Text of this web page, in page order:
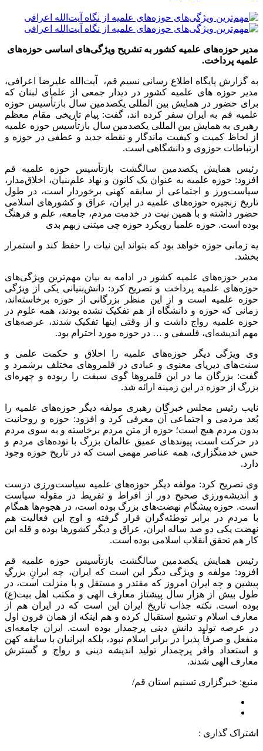
مدیر حوزه‌های علمیه کشور به تشریح ویژگی‌های اساسی حوزه‌های
علمیه پرداخت.
به گزارش پایگاه اطلاع رسانی نسیم قم، آیت‌الله علیرضا اعرافی،
مدیر حوزه های علمیه کشور در دیدار جمعی از علمای لبنان که
برای حضور در همایش بین المللی یکصدمین سال بازتأسیس حوزه
علمیه قم به ایران سفر کرده اند، گفت: پیام تاریخی مقام معظم
رهبری به همایش بین المللی یکصدمین سال بازتأسیس حوزه علمیه
از لحاظ کمیت و کیفیت ماندگار و نقطه جدید و عطفی در حوزه و
ارتباطات حوزوی و دانشگاهی است.
رئیس همایش یکصدمین سالگشت بازتأسیس حوزه علمیه قم
افزود: حوزه علمیه به عنوان یک کانون و نهاد علم‌بنیان، اخلاق‌مدار،
سیاست‌ورز و اجتماعی از سابقه کهنی برخوردار است، در طول
تاریخ زنجیره حوزه‌های علمیه در ایران، عراق و کشورهای اسلامی
حضور داشته و با همین نیت در خدمت مردم، جامعه، علم و فرهنگ
بوده است. حوزه علمبا رویکرد حوزه چی میتنی زبهم بدی
یه زمانی حوزه خواهد بود که بتواند این نیات را حفظ کند و استمرار
بخشد.
مدیر حوزه‌های علمیه کشور در ادامه به بیان مهم‌ترین ویژگی‌های
حوزه‌های علمیه پرداخت و تصریح کرد: دانش‌بنیانی یکی از ویژگی
حوزه علمیه است و از این منظر بزرگانی از حوزه برخاسته‌اند،
زمانی که حوزه و دانشگاه از هم تفکیک نشده بودند، همه علوم در
حوزه علمیه رواج داشت و از وقتی اینها تفکیک شدند، عرصه‌های
مهم اندیشه‌ای، فلسفی و … در حوزه مورد احترام بود.
وی ویژگی دیگر حوزه‌های علمیه را اخلاق و حکمت علمی و
سنت‌های دیرپای معنوی و عبادی در قلمروهای مختلف برشمرد و
گفت: بزرگان ما در این قلمروها گوی سبقت را ربوده و چهره‌ای
بزرگ از حوزه در این زمینه ارائه شد.
نایب رئیس مجلس خبرگان رهبری مولفه دیگر حوزه‌های علمیه را
بُعد مردمی و اجتماعی آن معرفی کرد و افزود: حوزه و روحانیت
بدون مردم هیچ است؛ حوزه از متن مردم برخاسته و به سوی مردم
در حرکت است، پیوندهای عمیق عالمان بزرگ با توده‌های مردم و
حس خدمتگزاری، همه عناصر مهمی است که در تاریح حوزه وجود
دارد.
وی تصریح کرد: مولفه دیگر حوزه‌های علمیه سیاست‌ورزی درست
و اندیشه‌ورزی صحیح دور از افراط و تفریط در مقوله سیاست
است. حوزه پیشگام نهضت‌های بزرگ بوده است، در هجوم‌ها همگام
با مردم در برابر توطئه‌گران قرار گرفته و اوج این فعالیت هم
نهضت یکی دو صد ساله ایران، عراق و دیگر کشورها بوده و قله این
کار هم تحقق انقلاب اسلامی بوده است.
رئیس همایش یکصدمین سالگشت بازتأسیس حوزه علمیه قم
افزود: مولفه و ویژگی دیگر این است که ایران، چه ایرانِ بزرگِ
پیشین و چه ایران امروز که مقتدر و مستقل و با منزلت است، در
طول بیش از هزار سال پیشتاز معارف الهی و مکتب اهل بیت(ع)
بوده است. نکته جذاب تاریخ ایران این است که در ایران هم از
معارف اسلام و تشیع استقبال کرده و هم اینکه از همان قرون اول
در عرصه تولید دانشِ دینی پرچمدار بوده است. ایران جامعه‌ای
منفعل و صرفاً پذیرا در برابر اسلام نبود، بلکه ایرانیان با سابقه کهن
و استعداد وافر پرچمدار تولید اندیشه دینی و رواج و گسترش
معارف الهی شدند.
منبع: خبرگزاری تسنیم استان قم/
اشتراک گذاری :